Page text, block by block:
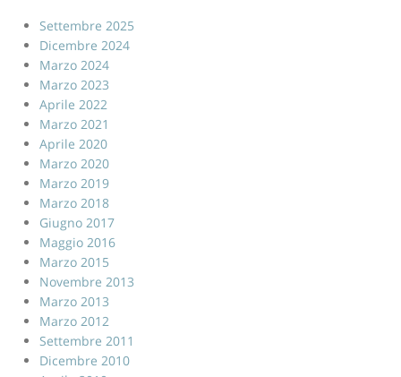
Settembre 2025
Dicembre 2024
Marzo 2024
Marzo 2023
Aprile 2022
Marzo 2021
Aprile 2020
Marzo 2020
Marzo 2019
Marzo 2018
Giugno 2017
Maggio 2016
Marzo 2015
Novembre 2013
Marzo 2013
Marzo 2012
Settembre 2011
Dicembre 2010